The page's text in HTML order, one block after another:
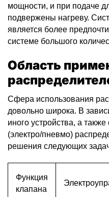
мощности, и при подаче
подвержены нагреву.
является более
системе большого
Область
Сфера использования
довольно широка. В
иного устройства, а
(электро/пневмо)
решения следующих
Функция
клапана